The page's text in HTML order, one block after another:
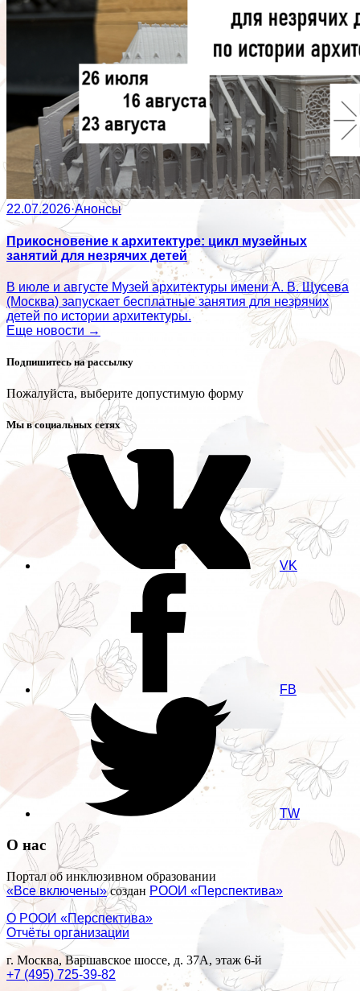
22.07.2026·Анонсы
Прикосновение к архитектуре: цикл музейных
занятий для незрячих детей
В июле и августе Музей архитектуры имени А. В. Щусева
(Москва) запускает бесплатные занятия для незрячих
детей по истории архитектуры.
Еще новости →
Подпишитесь на рассылку
Пожалуйста, выберите допустимую форму
Мы в социальных сетях
VK
FB
TW
О нас
Портал об инклюзивном образовании
«Все включены»создан РООИ «Перспектива»
О РООИ «Перспектива»
Отчёты организации
г. Москва, Варшавское шоссе, д. 37А, этаж 6-й
+7 (495) 725-39-82